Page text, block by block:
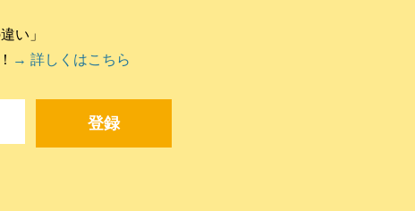
い」
→ 詳しくはこちら